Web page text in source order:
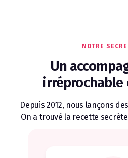
NOTRE
Un
irréprochable
Depuis 2012, nous lançons
On a trouvé la recette